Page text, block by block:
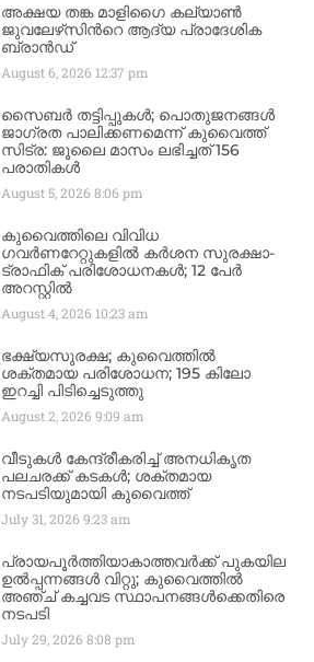
അക്ഷയ തങ്ക മാളിഗൈ കല്യാണ്‍
ജുവലേഴ്‌സിന്‍റെ ആദ്യ പ്രാദേശിക
ബ്രാന്‍ഡ്
August 6, 2026 12:37 pm
സൈബർ തട്ടിപ്പുകൾ; പൊതുജനങ്ങൾ
ജാഗ്രത പാലിക്കണമെന്ന് കുവൈത്ത്
സിട്ര: ജൂലൈ മാസം ലഭിച്ചത് 156
പരാതികൾ
August 5, 20268:06 pm
കുവൈത്തിലെ വിവിധ
ഗവർണറേറ്റുകളിൽ കർശന സുരക്ഷാ-
ട്രാഫിക് പരിശോധനകൾ; 12 പേർ
അറസ്റ്റിൽ
August 4, 2026 10:23 am
ഭക്ഷ്യസുരക്ഷ; കുവൈത്തിൽ
ശക്തമായ പരിശോധന; 195 കിലോ
ഇറച്ചി പിടിച്ചെടുത്തു
August 2, 20269:09 am
വീടുകൾ കേന്ദ്രീകരിച്ച് അനധികൃത
പലചരക്ക് കടകൾ; ശക്തമായ
നടപടിയുമായി കുവൈത്ത്
July 31, 20269:23 am
പ്രായപൂർത്തിയാകാത്തവർക്ക് പുകയില
ഉൽപ്പന്നങ്ങൾ വിറ്റു; കുവൈത്തിൽ
അഞ്ച് കച്ചവട സ്ഥാപനങ്ങൾക്കെതിരെ
നടപടി
July 29, 20268:08 pm